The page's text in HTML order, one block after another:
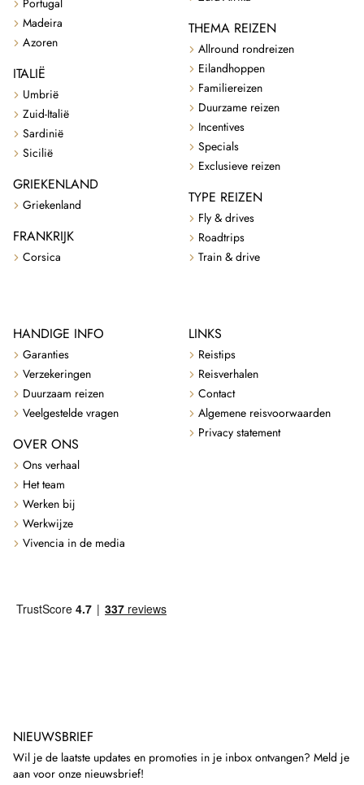
Portugal
Madeira
Azoren
ITALIË
Umbrië
Zuid-Italië
Sardinië
Sicilië
GRIEKENLAND
Griekenland
FRANKRIJK
Corsica
THEMA REIZEN
Allround rondreizen
Eilandhoppen
Familiereizen
Duurzame reizen
Incentives
Specials
Exclusieve reizen
TYPE REIZEN
Fly & drives
Roadtrips
Train & drive
HANDIGE INFO
Garanties
Verzekeringen
Duurzaam reizen
Veelgestelde vragen
OVER ONS
Ons verhaal
Het team
Werken bij
Werkwijze
Vivencia in de media
LINKS
Reistips
Reisverhalen
Contact
Algemene reisvoorwaarden
Privacy statement
NIEUWSBRIEF
Wil je de laatste updates en promoties in je inbox ontvangen? Meld je
aan voor onze nieuwsbrief!